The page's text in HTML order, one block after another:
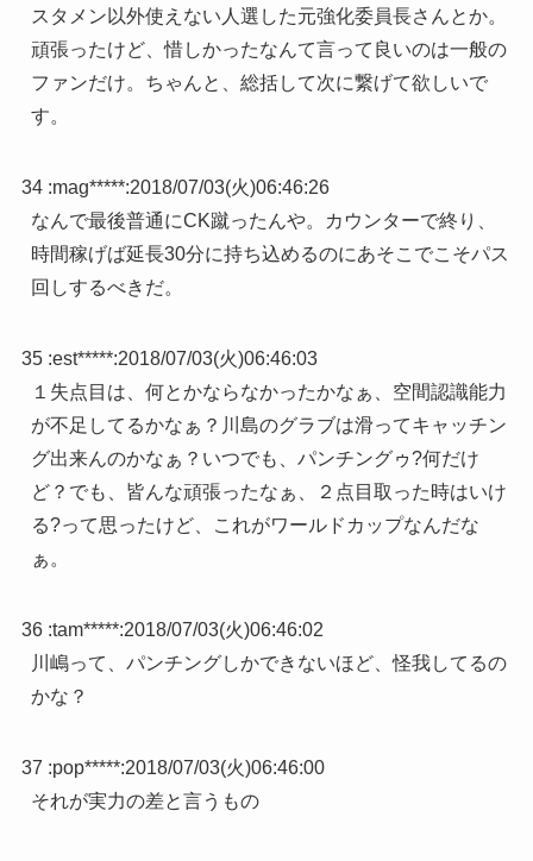
スタメン以外使えない人選した元強化委員長さんとか。
頑張ったけど、惜しかったなんて言って良いのは一般の
ファンだけ。ちゃんと、総括して次に繋げて欲しいで
す。
34 :mag*****:2018/07/03(火)06:46:26
なんで最後普通にCK蹴ったんや。カウンターで終り、
時間稼げば延長30分に持ち込めるのにあそこでこそパス
回しするべきだ。
35 :est*****:2018/07/03(火)06:46:03
１失点目は、何とかならなかったかなぁ、空間認識能力
が不足してるかなぁ？川島のグラブは滑ってキャッチン
グ出来んのかなぁ？いつでも、パンチングゥ?何だけ
ど？でも、皆んな頑張ったなぁ、２点目取った時はいけ
る?って思ったけど、これがワールドカップなんだな
ぁ。
36 :tam*****:2018/07/03(火)06:46:02
川嶋って、パンチングしかできないほど、怪我してるの
かな？
37 :pop*****:2018/07/03(火)06:46:00
それが実力の差と言うもの